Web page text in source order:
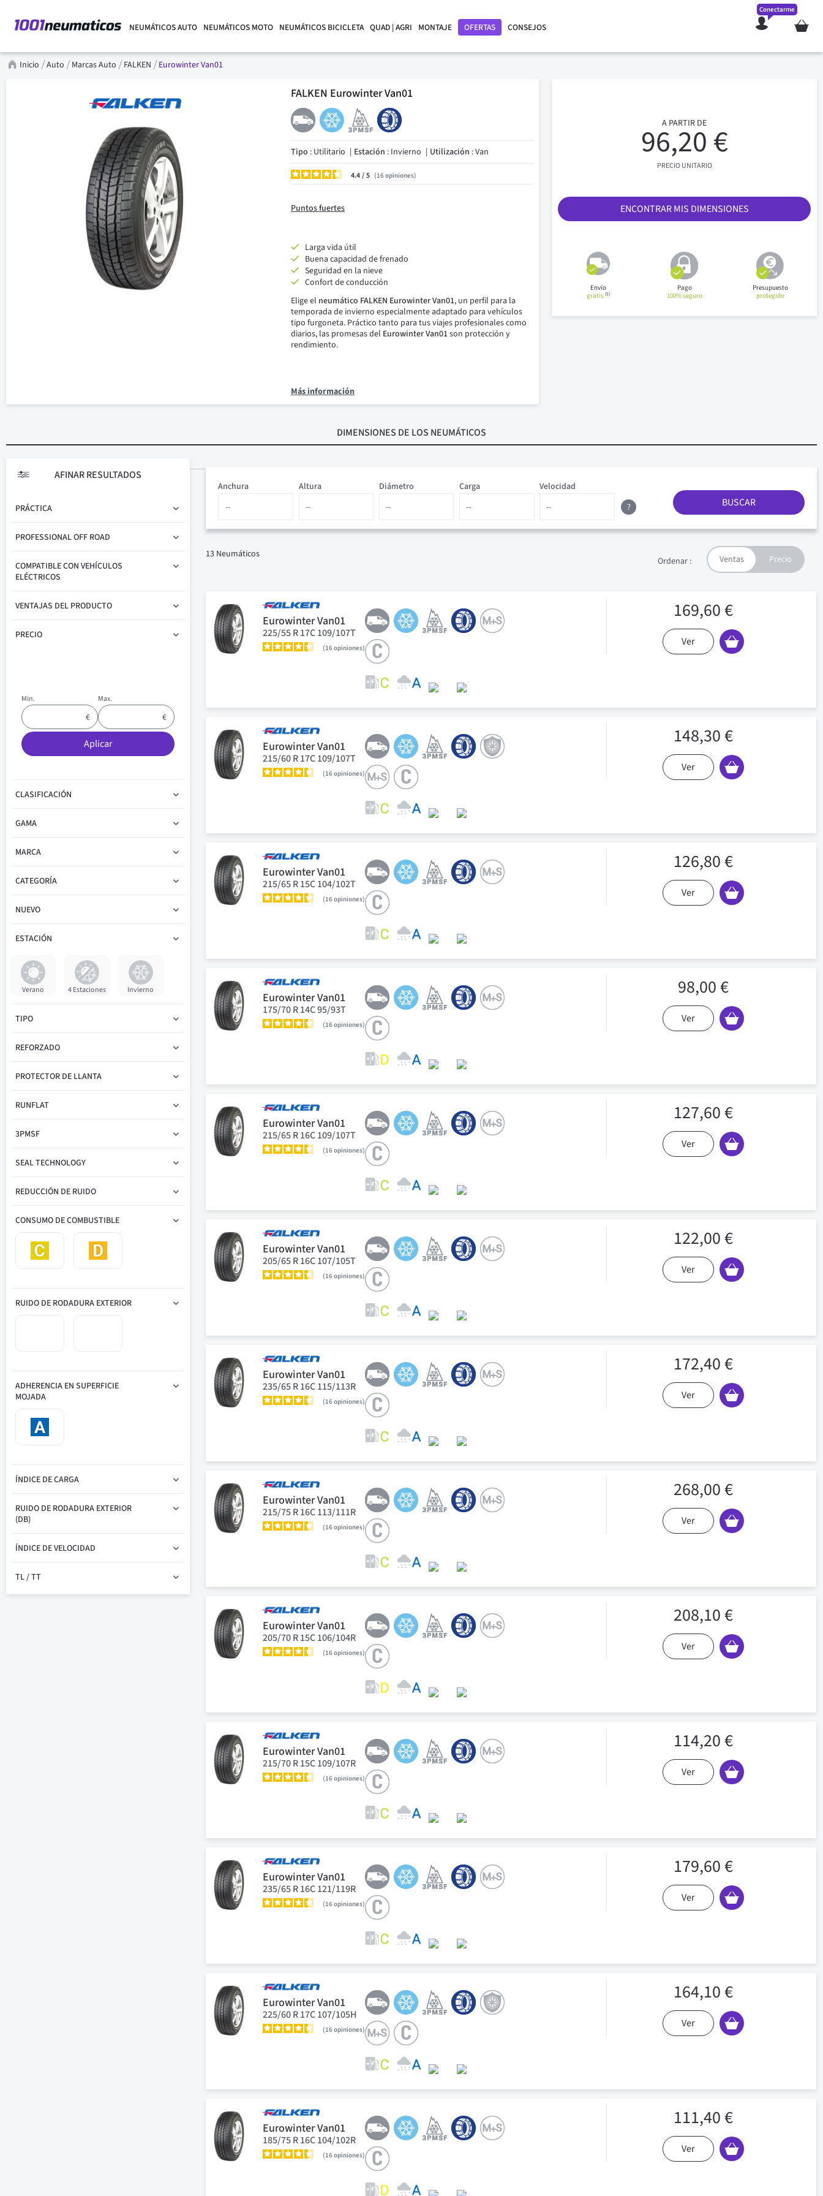
NEUMÁTICOS AUTO NEUMÁTICOS MOTO NEUMÁTICOS BICICLETA QUAD | AGRI MONTAJE OFERTAS CONSEJOS Mi cesta
Conectarme
Inicio Auto Marcas Auto FALKEN Eurowinter Van01
FALKEN Eurowinter Van01
Tipo : Utilitario Estación : Invierno Utilización : Van
4.4/ 16opiniones
Puntos fuertes
Larga vida útil
Buena capacidad de frenado
Seguridad en la nieve
Confort deconducción
Elige el neumático FALKEN Eurowinter Van01, un perfil para la
temporada de invierno especialmente adaptado para vehículos
tipo furgoneta. Práctico tanto para tus viajes profesionales como
diarios, las promesas del Eurowinter Van01son protección y
rendimiento.
Más información
A PARTIR DE
96,20 €
PRECIO UNITARIO
ENCONTRAR MIS DIMENSIONES
Envío
gratis(1)
Pago
100% seguro
Presupuesto
protegido
DIMENSIONES DE LOS NEUMÁTICOS
Diámetro
Altura Carga Velocidad
Anchura
?
BUSCAR
13 Neumáticos
Ordenar :
Eurowinter Van01
225/55 R 17C 109/107T
16opiniones
169,60 €
Ver
Eurowinter Van01
215/60 R 17C 109/107T
16opiniones
148,30 €
Ver
Eurowinter Van01
215/65 R 15C 104/102T
16opiniones
126,80 €
Ver
Eurowinter Van01
175/70 R 14C 95/93T
16opiniones
98,00 €
Ver
Eurowinter Van01
215/65 R 16C 109/107T
16opiniones
127,60 €
Ver
Eurowinter Van01
205/65 R 16C 107/105T
16opiniones
122,00 €
Ver
Eurowinter Van01
235/65 R 16C 115/113R
16opiniones
172,40 €
Ver
Eurowinter Van01
215/75 R 16C 113/111R
16opiniones
268,00 €
Ver
Eurowinter Van01
205/70 R 15C 106/104R
16opiniones
208,10 €
Ver
Eurowinter Van01
215/70 R 15C 109/107R
16opiniones
114,20 €
Ver
Eurowinter Van01
235/65 R 16C 121/119R
16opiniones
179,60 €
Ver
Eurowinter Van01
225/60 R 17C 107/105H
16opiniones
164,10 €
Ver
Eurowinter Van01
185/75 R 16C 104/102R
16opiniones
111,40 €
Ver
AFINAR RESULTADOS
PRÁCTICA
PROFESSIONAL OFF ROAD
COMPATIBLE CON VEHÍCULOS
ELÉCTRICOS
VENTAJAS DEL PRODUCTO
PRECIO
Min. Max.
Aplicar
CLASIFICACIÓN
GAMA
MARCA
CATEGORÍA
NUEVO
ESTACIÓN
Verano 4 Estaciones Invierno
TIPO
REFORZADO
PROTECTOR DE LLANTA
RUNFLAT
3PMSF
SEAL TECHNOLOGY
REDUCCIÓN DE RUIDO
CONSUMO DE COMBUSTIBLE
RUIDO DE RODADURA EXTERIOR
ADHERENCIA EN SUPERFICIE
MOJADA
ÍNDICE DE CARGA
RUIDO DE RODADURA EXTERIOR
(DB)
ÍNDICE DE VELOCIDAD
TL / TT